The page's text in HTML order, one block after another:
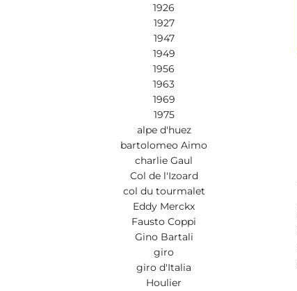
1926
1927
1947
1949
1956
1963
1969
1975
alpe d'huez
bartolomeo Aimo
charlie Gaul
Col de l'Izoard
col du tourmalet
Eddy Merckx
Fausto Coppi
Gino Bartali
giro
giro d'Italia
Houlier